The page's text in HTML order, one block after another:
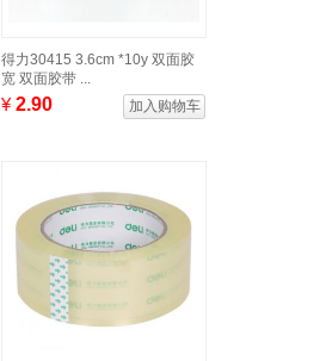
得力30415 3.6cm *10y 双面胶
宽 双面胶带 ...
¥2.90 加入购物车